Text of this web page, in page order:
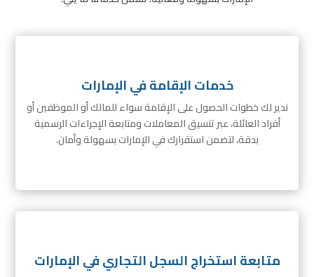
خدمات الإقامة في الإمارات
ندير لك خطوات الحصول على الإقامة سواء للمالك أو الموظفين أو
أفراد العائلة، عبر تنسيق المعاملات ومتابعة الإجراءات الرسمية
بدقة، لتضمن استقرارك في الإمارات بسهولة وأمان.
متابعة استخراج السجل التجاري في الإمارات